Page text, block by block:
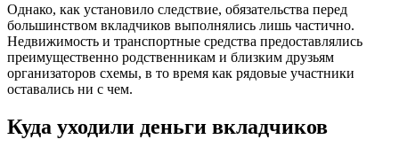
Однако, как установило следствие, обязательства перед
большинством вкладчиков выполнялись лишь частично.
Недвижимость и транспортные средства предоставлялись
преимущественно родственникам и близким друзьям
организаторов схемы, в то время как рядовые участники
оставались ни с чем.
Куда уходили деньги вкладчиков